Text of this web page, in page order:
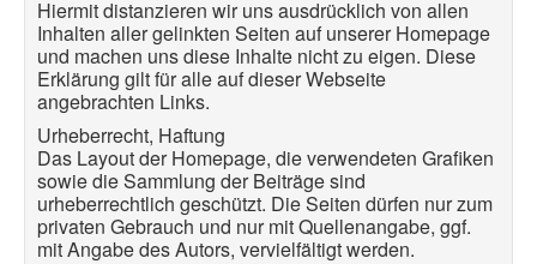
Hiermit distanzieren wir uns ausdrücklich von allen
Inhalten aller gelinkten Seiten auf unsererHomepage
und machen uns diese Inhalte nicht zu eigen. Diese
Erklärung gilt für alle auf dieser Webseite
angebrachten Links.
Urheberrecht, Haftung
Das Layout der Homepage, die verwendeten Grafiken
sowie die Sammlung der Beiträge sind
urheberrechtlich geschützt. Die Seiten dürfen nur zum
privaten Gebrauch und nur mit Quellenangabe, ggf.
mit Angabe des Autors, vervielfältigt werden.